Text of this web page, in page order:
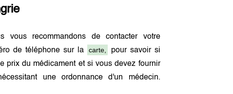
vous recommandons de contacter votre
de téléphone sur la carte,
pour savoir si
prix du médicament et si vous devez fournir
une ordonnance d'un médecin.